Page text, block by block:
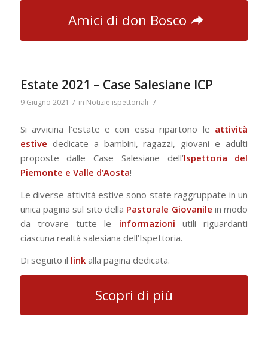
Amici di don Bosco
Estate 2021 – Case Salesiane ICP
9 Giugno 2021 / in Notizie ispettoriali /
Si avvicina l’estate e con essa ripartono le attività
estive dedicate a bambini, ragazzi, giovani e adulti
proposte dalle Case Salesiane dell’Ispettoria del
Piemonte e Valle d’Aosta!
Le diverse attività estive sono state raggruppate in un
unica pagina sul sito della Pastorale Giovanile in modo
da trovare tutte le informazioni utili riguardanti
ciascuna realtà salesiana dell’Ispettoria.
Di seguito il linkalla pagina dedicata.
Scopri di più